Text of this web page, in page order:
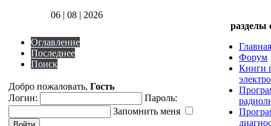
06 | 08 | 2026
Оглавление
Последнее
Поиск
Добро пожаловать, Гость
Логин:
Пароль:
Запомнить меня
разделы
Главная
Форум
Книги